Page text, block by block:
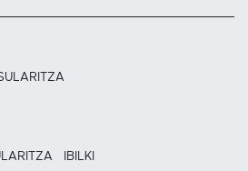
IBILKI